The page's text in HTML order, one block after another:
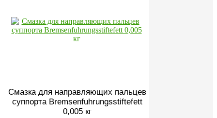
Смазка для направляющих пальцев
суппорта Bremsenfuhrungsstiftefett
0,005 кг